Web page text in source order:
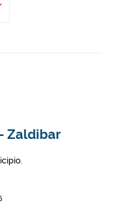
Zaldibar